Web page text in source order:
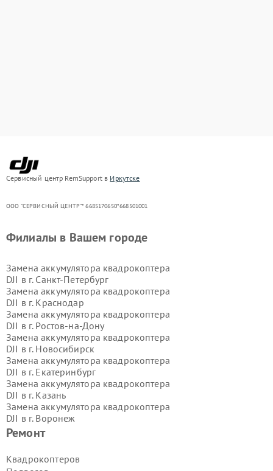
Сервисный центр RemSupport в Иркутске
ООО "СЕРВИСНЫЙ ЦЕНТР"* 6685170650*668501001
Ремонт
Квадрокоптеров
Филиалы в Вашем городе
Замена аккумулятора квадрокоптера
DJI в г. Санкт-Петербург
Замена аккумулятора квадрокоптера
DJI в г. Краснодар
Замена аккумулятора квадрокоптера
DJI в г. Ростов-на-Дону
Замена аккумулятора квадрокоптера
DJI в г. Новосибирск
Замена аккумулятора квадрокоптера
DJI в г. Екатеринбург
Замена аккумулятора квадрокоптера
DJI в г. Казань
Замена аккумулятора квадрокоптера
DJI в г. Воронеж
Замена аккумулятора квадрокоптера
Замена аккумулятора квадрокоптера
DJI в г.Самара